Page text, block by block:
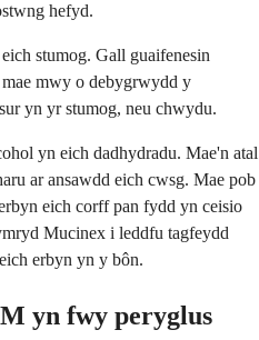
hefyd.
stumog. Gall guaifenesin
mwy o debygrwydd y
yn yr stumog, neu chwydu.
yn eich dadhydradu. Mae'n atal
ar ansawdd eich cwsg. Mae pob
eich corff pan fydd yn ceisio
Mucinex i leddfu tagfeydd
erbyn yn y bôn.
yn fwy peryglus